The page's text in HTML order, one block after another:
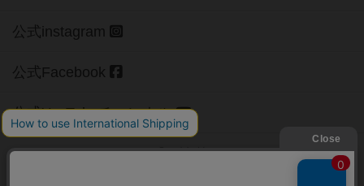
公式instagram
公式Facebook
公式YouTubeチャンネル
Copyright (c)